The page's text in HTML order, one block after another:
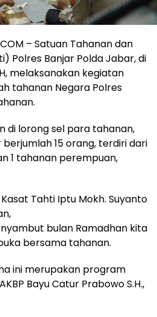
– Satuan Tahanan dan
Polres Banjar Polda Jabar, di
melaksanakan kegiatan
tahanan Negara Polres
di lorong sel para tahanan,
15 orang, terdiri dari
1 tahanan perempuan,
Tahti Iptu Mokh. Suyanto
bulan Ramadhan kita
bersama tahanan.
ini merupakan program
Bayu Catur Prabowo S.H.,